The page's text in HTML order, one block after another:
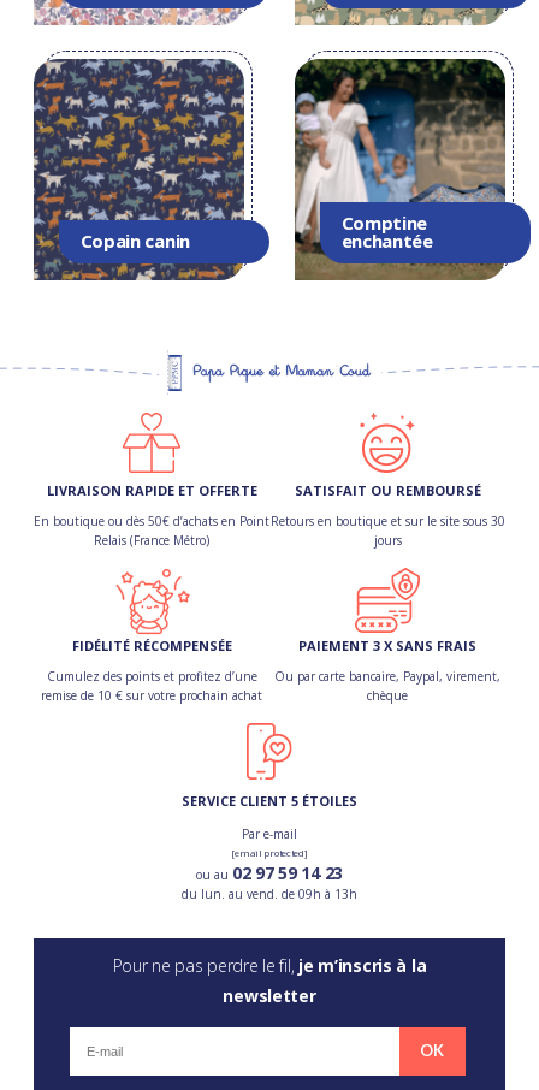
Copain canin
Comptine
enchantée
LIVRAISON RAPIDE ET OFFERTE
En boutique ou dès 50€ d’achats en Point
Relais (France Métro)
SATISFAIT OU REMBOURSÉ
Retours en boutique et sur le site sous 30
jours
FIDÉLITÉ RÉCOMPENSÉE
Cumulez des points et profitez d’une
remise de 10 € sur votre prochain achat
PAIEMENT 3 X SANS FRAIS
Ou par carte bancaire, Paypal, virement,
chèque
SERVICE CLIENT 5 ÉTOILES
Par e-mail
[email protected]
ou au 02 97 59 14 23
du lun. au vend. de 09h à 13h
Pour ne pas perdre le fil, je m’inscris à la
newsletter
OK